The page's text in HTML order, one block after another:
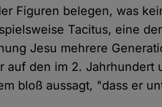
Figuren belegen, was
Tacitus, eine
Jesu mehrere
auf den im 2. Jahrhundert
bloß aussagt, "dass er